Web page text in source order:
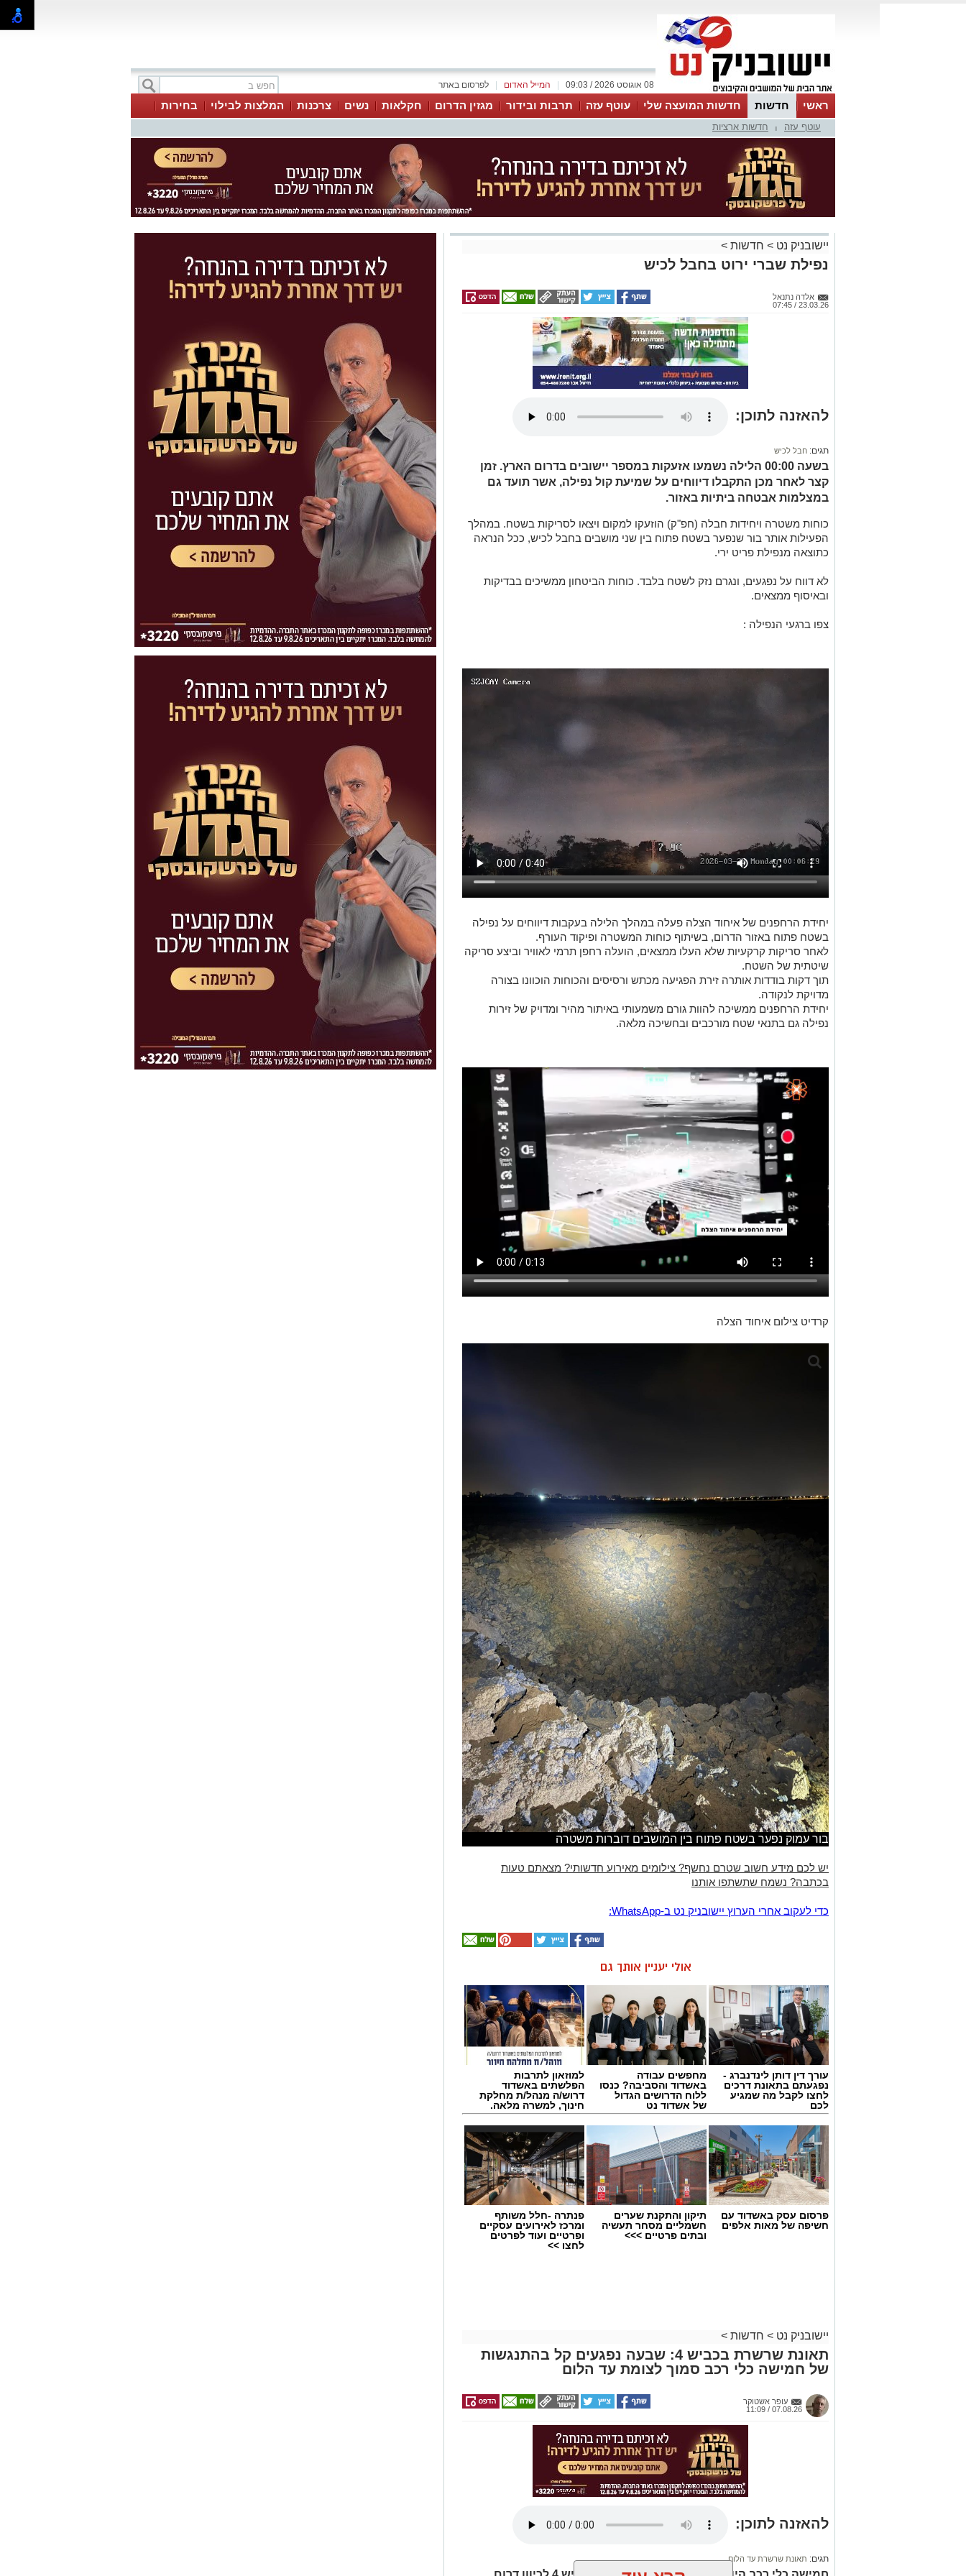
לפרסום באתר המייל האדום 08 אוגוסט 2026 / 09:03
ראשי חדשות חדשות המועצה שלי עוטף עזה תרבות ובידור מגזין הדרום חקלאות נשים צרכנות המלצות לבילוי
בחירות
אינדקס עסקים
לוח טיפים והמלצות עוטף עזה חדשות ארציות
יישובניק נט > חדשות >
נפילת שברי ירוט בחבל לכיש
אלדה נתנאל
23.03.26 / 07:45
להאזנה לתוכן:
תגים: חבל לכיש
בשעה 00:00 הלילה נשמעו אזעקות במספר יישובים בדרום הארץ. זמן
קצר לאחר מכן התקבלו דיווחים על שמיעת קול נפילה, אשר תועד גם
במצלמות אבטחה ביתיות באזור.
כוחות משטרה ויחידות חבלה (חפ"ק) הוזעקו למקום ויצאו לסריקות בשטח. במהלך
הפעילות אותר בור שנפער בשטח פתוח בין שני מושבים בחבל לכיש, ככל הנראה
כתוצאה מנפילת פריט ירי.
לא דווח על נפגעים, ונגרם נזק לשטח בלבד. כוחות הביטחון ממשיכים בבדיקות
ובאיסוף ממצאים.
צפו ברגעי הנפילה :
יחידת הרחפנים של איחוד הצלה פעלה במהלך הלילה בעקבות דיווחים על נפילה
בשטח פתוח באזור הדרום, בשיתוף כוחות המשטרה ופיקוד העורף.
לאחר סריקות קרקעיות שלא העלו ממצאים, הועלה רחפן תרמי לאוויר וביצע סריקה
שיטתית של השטח.
תוך דקות בודדות אותרה זירת הפגיעה מכתש ורסיסים והכוחות הוכוונו בצורה
מדויקת לנקודה.
יחידת הרחפנים ממשיכה להוות גורם משמעותי באיתור מהיר ומדויק של זירות
נפילה גם בתנאי שטח מורכבים ובחשיכה מלאה.
קרדיט צילום איחוד הצלה
בור עמוק נפער בשטח פתוח בין המושבים דוברות משטרה
יש לכם מידע חשוב שטרם נחשף? צילומים מאירוע חדשותי? מצאתם טעות
בכתבה? נשמח שתשתפו אותנו
‏כדי לעקוב אחרי הערוץ יישובניק נט ב-WhatsApp:‏‏‏
אולי יעניין אותך גם
עורך דין דותן לינדנברג -
נפגעתם בתאונת דרכים
לחצו לקבל מה שמגיע
לכם
מחפשים עבודה
באשדוד והסביבה? כנסו
ללוח הדרושים הגדול
של אשדוד נט
למוזאון לתרבות
הפלשתים באשדוד
דרוש/ה מנהל/ת מחלקת
חינוך, למשרה מלאה.
פרסום עסק באשדוד עם
חשיפה של מאות אלפים
תיקון והתקנת שערים
חשמליים מסחר תעשיה
ובתים פרטיים >>>
פנתרה -חלל משותף
ומרכז לאירועים עסקיים
ופרטיים ועוד לפרטים
לחצו >>
יישובניק נט > חדשות >
תאונת שרשרת בכביש 4: שבעה נפגעים קל בהתנגשות
של חמישה כלי רכב סמוך לצומת עד הלום
עופר אשטוקר
07.08.26 / 11:09
להאזנה לתוכן:
תגים: תאונת שרשרת עד הלום